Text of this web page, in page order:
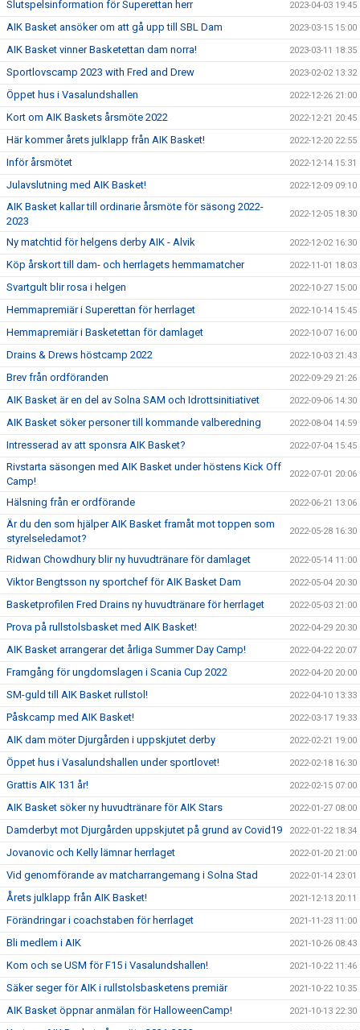
Slutspelsinformation för Superettan herr 2023-04-03 19:45
AIK Basket ansöker om att gå upp till SBL Dam 2023-03-15 15:00
AIK Basket vinner Basketettan dam norra! 2023-03-11 18:35
Sportlovscamp 2023 with Fred and Drew 2023-02-02 13:32
Öppet hus i Vasalundshallen 2022-12-26 21:00
Kort om AIK Baskets årsmöte 2022 2022-12-21 20:45
Här kommer årets julklapp från AIK Basket! 2022-12-20 22:55
Inför årsmötet 2022-12-14 15:31
Julavslutning med AIK Basket! 2022-12-09 09:10
AIK Basket kallar till ordinarie årsmöte för säsong 2022-
2023
2022-12-05 18:30
Ny matchtid för helgens derby AIK - Alvik 2022-12-02 16:30
Köp årskort till dam- och herrlagets hemmamatcher 2022-11-01 18:03
Svartgult blir rosa i helgen 2022-10-27 15:00
Hemmapremiär i Superettan för herrlaget 2022-10-14 15:45
Hemmapremiär i Basketettan för damlaget 2022-10-07 16:00
Drains & Drews höstcamp 2022 2022-10-03 21:43
Brev från ordföranden 2022-09-29 21:26
AIK Basket är en del av Solna SAM och Idrottsinitiativet 2022-09-06 14:30
AIK Basket söker personer till kommande valberedning 2022-08-04 14:59
Intresserad av att sponsra AIK Basket? 2022-07-04 15:45
Rivstarta säsongen med AIK Basket under höstens Kick Off
Camp!
2022-07-01 20:06
Hälsning från er ordförande 2022-06-21 13:06
Är du den som hjälper AIK Basket framåt mot toppen som
styrelseledamot?
2022-05-28 16:30
Ridwan Chowdhury blir ny huvudtränare för damlaget 2022-05-14 11:00
Viktor Bengtsson ny sportchef för AIK Basket Dam 2022-05-04 20:30
Basketprofilen Fred Drains ny huvudtränare för herrlaget 2022-05-03 21:00
Prova på rullstolsbasket med AIK Basket! 2022-04-29 20:30
AIK Basket arrangerar det årliga Summer Day Camp! 2022-04-22 20:07
Framgång för ungdomslagen i Scania Cup 2022 2022-04-20 20:00
SM-guld till AIK Basket rullstol! 2022-04-10 13:33
Påskcamp med AIK Basket! 2022-03-17 19:33
AIK dam möter Djurgården i uppskjutet derby 2022-02-21 19:00
Öppet hus i Vasalundshallen under sportlovet! 2022-02-18 16:30
Grattis AIK 131 år! 2022-02-15 07:00
AIK Basket söker ny huvudtränare för AIK Stars 2022-01-27 08:00
Damderbyt mot Djurgården uppskjutet på grund av Covid19 2022-01-22 18:34
Jovanovic och Kelly lämnar herrlaget 2022-01-20 21:00
Vid genomförande av matcharrangemang i Solna Stad 2022-01-14 23:01
Årets julklapp från AIK Basket! 2021-12-13 20:11
Förändringar i coachstaben för herrlaget 2021-11-23 11:00
Bli medlem i AIK 2021-10-26 08:43
Kom och se USM för F15 i Vasalundshallen! 2021-10-22 11:46
Säker seger för AIK i rullstolsbasketens premiär 2021-10-22 10:35
AIK Basket öppnar anmälan för HalloweenCamp! 2021-10-13 22:30